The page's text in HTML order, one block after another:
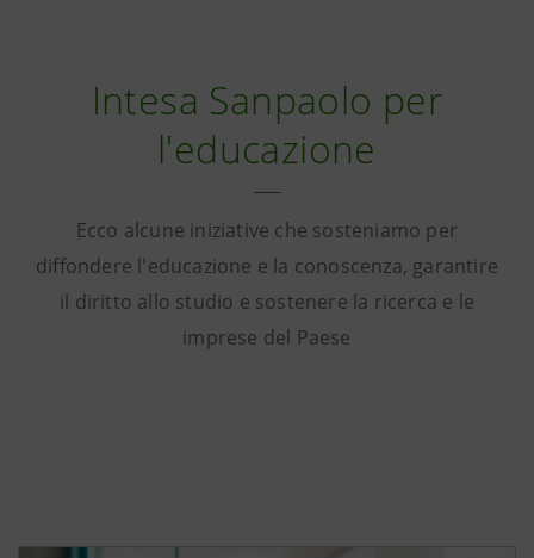
Intesa Sanpaolo per
l'educazione
Ecco alcune iniziative che sosteniamo per
diffondere l'educazione e la conoscenza, garantire
il diritto allo studio e sostenere la ricerca e le
imprese del Paese